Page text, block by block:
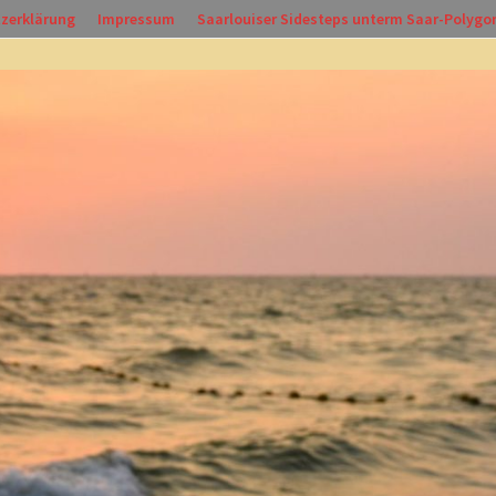
Impressum Saarlouiser Sidesteps unterm Saar-